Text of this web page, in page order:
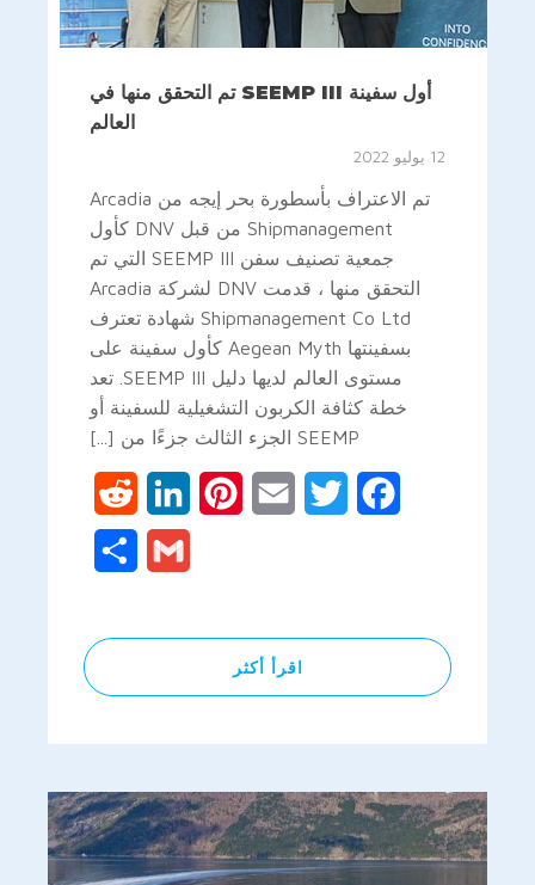
أول سفينة SEEMP III تم التحقق منها في
العالم
12 يوليو 2022
تم الاعتراف بأسطورة بحر إيجه من Arcadia
Shipmanagement من قبل DNV كأول
جمعية تصنيف سفن SEEMP III التي تم
التحقق منها ، قدمت DNV لشركة Arcadia
Shipmanagement Co Ltd شهادة تعترف
بسفينتها Aegean Myth كأول سفينة على
مستوى العالم لديها دليل SEEMP III. تعد
خطة كثافة الكربون التشغيلية للسفينة أو
SEEMP الجزء الثالث جزءًا من [...]
Facebook
Twitter
Email
Pinterest
LinkedIn
Gmail
اقرأ أكثر